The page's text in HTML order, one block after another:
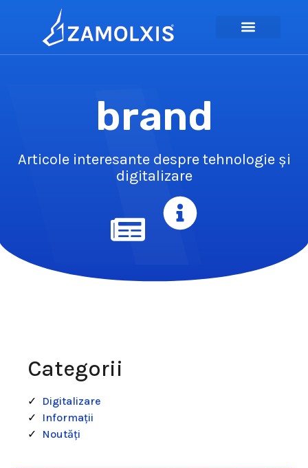
brand
Articole interesante despre tehnologie și
digitalizare
Categorii
Digitalizare
Informații
Noutăți